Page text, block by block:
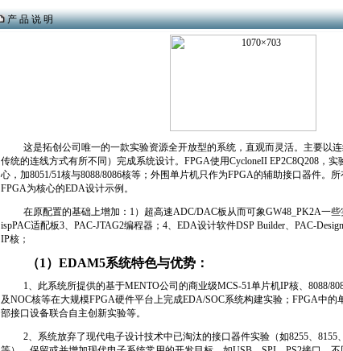
产 品 说 明
这是拓创公司唯一的一款实验资源全开放型的系统，直观而灵活。主要以
传统的连线方式有所不同）完成系统设计。 FPGA使用CycloneII EP2C8Q208 ，实
心，加8051/51核与8088/8086核等；外围单片机只作为FPGA的辅助接口器件。
FPGA为核心的EDA设计示例。
在原配置的基础上增加： 1）超高速ADC/DAC板从而可象GW48_PK2A一些
ispPAC适配板3、 PAC-JTAG2编程器； 4、 EDA设计软件DSP Builder、 PAC-
IP核；
（1 ）EDAM5系统特色与优势：
1、此系统所提供的基于MENTO公司的商业级MCS-51单片机IP核、 8088/
及NOC核等在大规模FPGA硬件平台上完成EDA/SOC系统构建实验； FPGA中的
部接口设备联合自主创新实验等。
2、系统放弃了现代电子设计技术中已淘汰的接口器件实验（如8255、 8155、